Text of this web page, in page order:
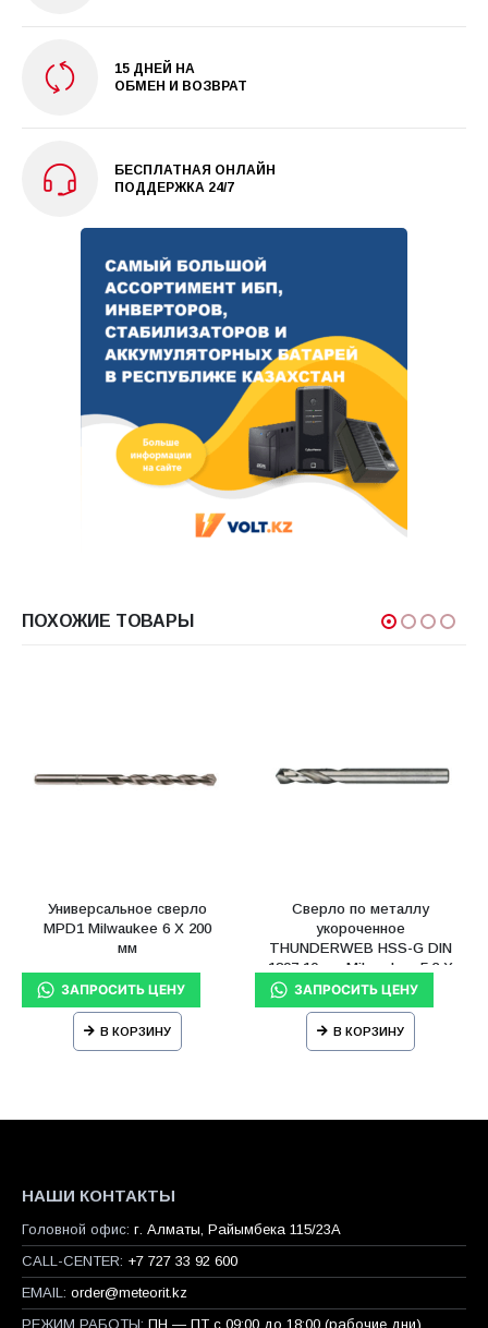
15 ДНЕЙ НА
ОБМЕН И ВОЗВРАТ
БЕСПЛАТНАЯ ОНЛАЙН
ПОДДЕРЖКА 24/7
ПОХОЖИЕ ТОВАРЫ
Универсальное сверло
MPD1 Milwaukee 6 X 200
мм
В КОРЗИНУ
Сверло по металлу
укороченное
THUNDERWEB HSS-G DIN
1897 10 шт Milwaukee 5.2 X
62 мм
В КОРЗИНУ
НАШИ КОНТАКТЫ
Головной офис: г. Алматы, Райымбека 115/23A
CALL-CENTER: +7 727 33 92 600
EMAIL: order@meteorit.kz
РЕЖИМ РАБОТЫ: ПН — ПТ с 09:00 до 18:00 (рабочие дни)